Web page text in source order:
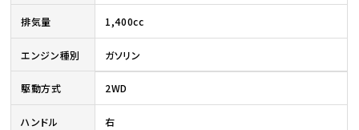
排気量 1,400cc
エンジン種別 ガソリン
駆動方式 2WD
ハンドル 右